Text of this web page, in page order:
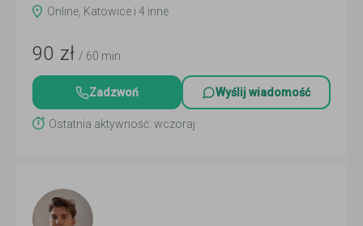
Online, Katowice i 4 inne
90 zł / 60 min
Zadzwoń Wyślij wiadomość
Ostatnia aktywność: wczoraj